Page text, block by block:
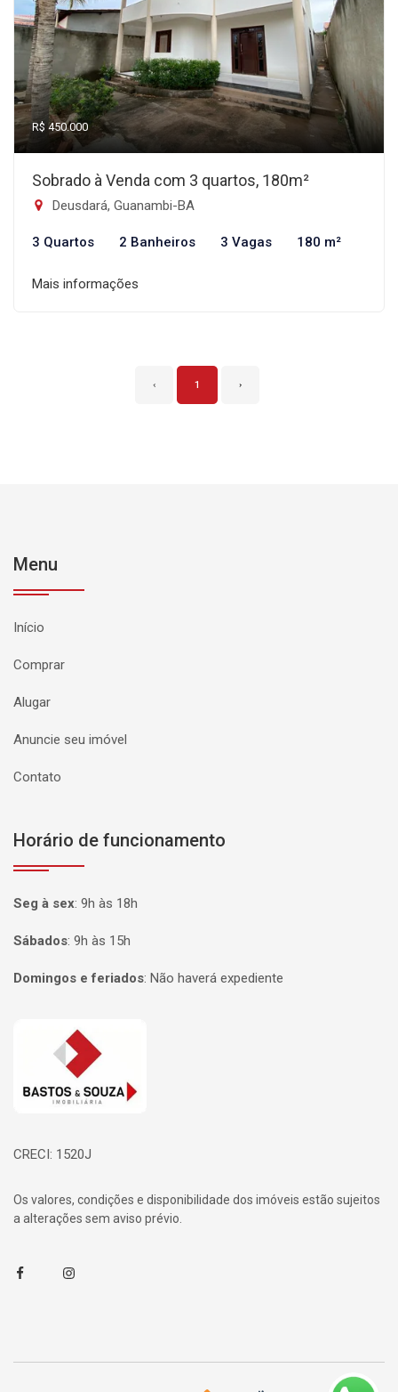
R$ 450.000
Sobrado à Venda com 3 quartos, 180m²
Deusdará, Guanambi-BA
3 Quartos 2 Banheiros 3 Vagas 180 m²
Mais informações
‹ 1 ›
Menu
Início
Comprar
Alugar
Anuncie seu imóvel
Contato
Horário de funcionamento
Seg à sex: 9h às 18h
Sábados: 9h às 15h
Domingos e feriados: Não haverá expediente
Página inicial
CRECI: 1520J
Os valores, condições e disponibilidade dos imóveis estão sujeitos
a alterações sem aviso prévio.
FacebookInstagram